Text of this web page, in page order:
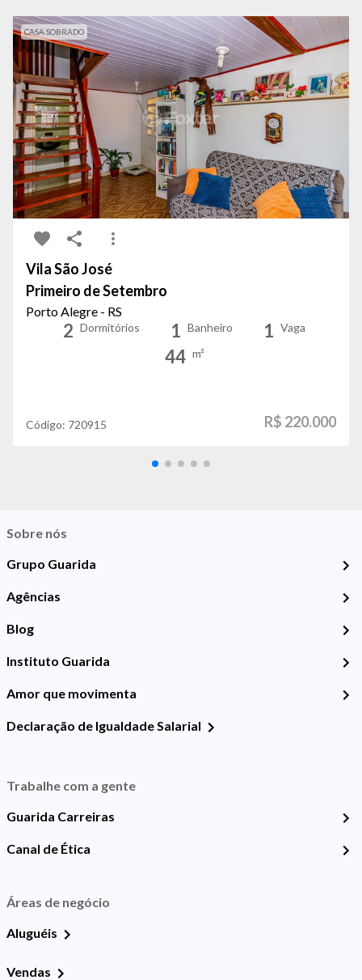
CASA SOBRADO
Vila São José
Primeiro de Setembro
Porto Alegre - RS
2 Dormitórios 1 Banheiro 1 Vaga
44 m²
Código: 720915 R$ 220.000
Sobre nós
Grupo Guarida
Agências
Blog
Instituto Guarida
Amor que movimenta
Declaração de Igualdade Salarial
Trabalhe com a gente
Guarida Carreiras
Canal de Ética
Áreas de negócio
Aluguéis
Vendas